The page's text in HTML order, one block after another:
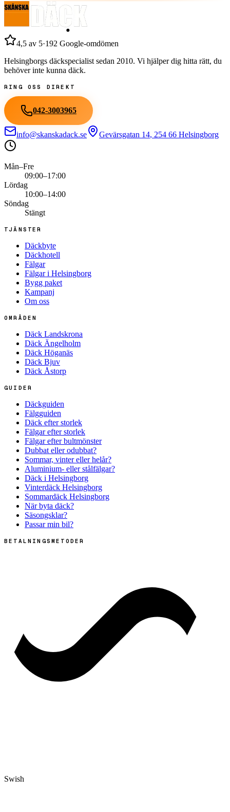
4,5 av 5·192 Google-omdömen
Helsingborgs däckspecialist sedan 2010. Vi hjälper dig hitta rätt, du
behöver inte kunna däck.
RING OSS DIREKT
042-3003965
info@skanskadack.se Gevärsgatan 14, 254 66 Helsingborg
Mån–Fre
09:00–17:00
Lördag
10:00–14:00
Söndag
Stängt
TJÄNSTER
Däckbyte
Däckhotell
Fälgar
Fälgar i Helsingborg
Bygg paket
Kampanj
Om oss
OMRÅDEN
Däck Landskrona
Däck Ängelholm
Däck Höganäs
Däck Bjuv
Däck Åstorp
GUIDER
Däckguiden
Fälgguiden
Däck efter storlek
Fälgar efter storlek
Fälgar efter bultmönster
Dubbat eller odubbat?
Sommar, vinter eller helår?
Aluminium- eller stålfälgar?
Däck i Helsingborg
Vinterdäck Helsingborg
Sommardäck Helsingborg
När byta däck?
Säsongsklar?
Passar min bil?
BETALNINGSMETODER
Swish